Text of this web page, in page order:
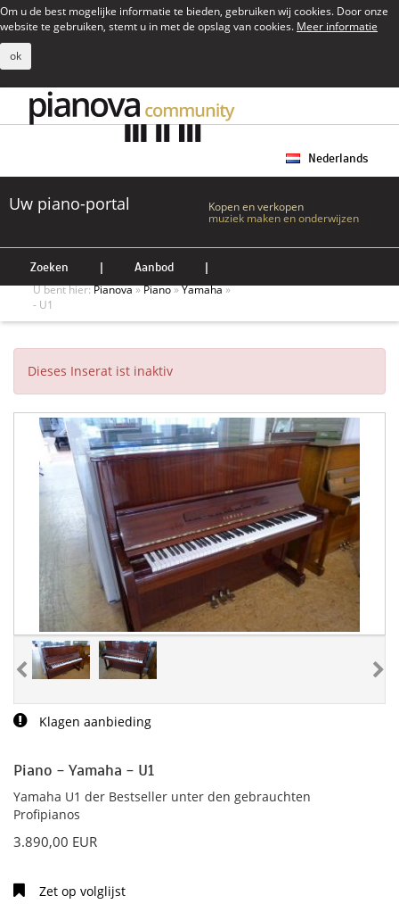
Om u de best mogelijke informatie te bieden, gebruiken wij cookies. Door onze
website te gebruiken, stemt u in met de opslag van cookies. Meer informatie
ok
Nederlands
Uw piano-portal Kopen en verkopen
muziek maken en onderwijzen
Zoeken | Aanbod
|
U bent hier:Pianova»Piano»Yamaha»
- U1
Dieses Inserat ist inaktiv
Klagen aanbieding
Piano - Yamaha - U1
Yamaha U1 der Bestseller unter den gebrauchten
Profipianos
3.890,00 EUR
Zet op volglijst